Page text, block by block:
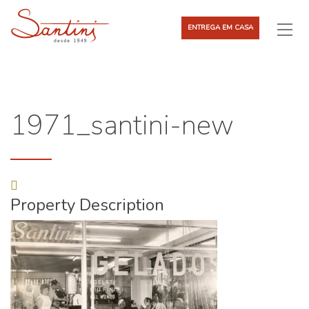
ENTREGA EM CASA
1971_santini-new
Property Description